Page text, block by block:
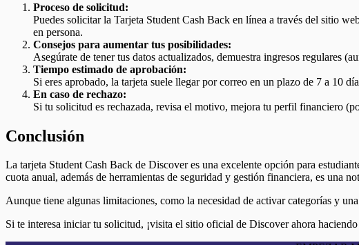
Proceso de solicitud:
Puedes solicitar la Tarjeta Student Cash Back en línea a través del sitio
en persona.
Consejos para aumentar tus posibilidades:
Asegúrate de tener tus datos actualizados, demuestra ingresos regulares
Tiempo estimado de aprobación:
Si eres aprobado, la tarjeta suele llegar por correo en un plazo de 7 a 10
En caso de rechazo:
Si tu solicitud es rechazada, revisa el motivo, mejora tu perfil financiero
Conclusión
La tarjeta Student Cash Back de Discover es una excelente opción para
cuota anual, además de herramientas de seguridad y gestión financiera, es una
Aunque tiene algunas limitaciones, como la necesidad de activar categorías y
Si te interesa iniciar tu solicitud, ¡visita el sitio oficial de Discover ahora